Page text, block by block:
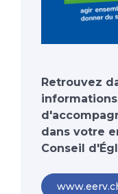
Retrouvez
dans votre
Conseil